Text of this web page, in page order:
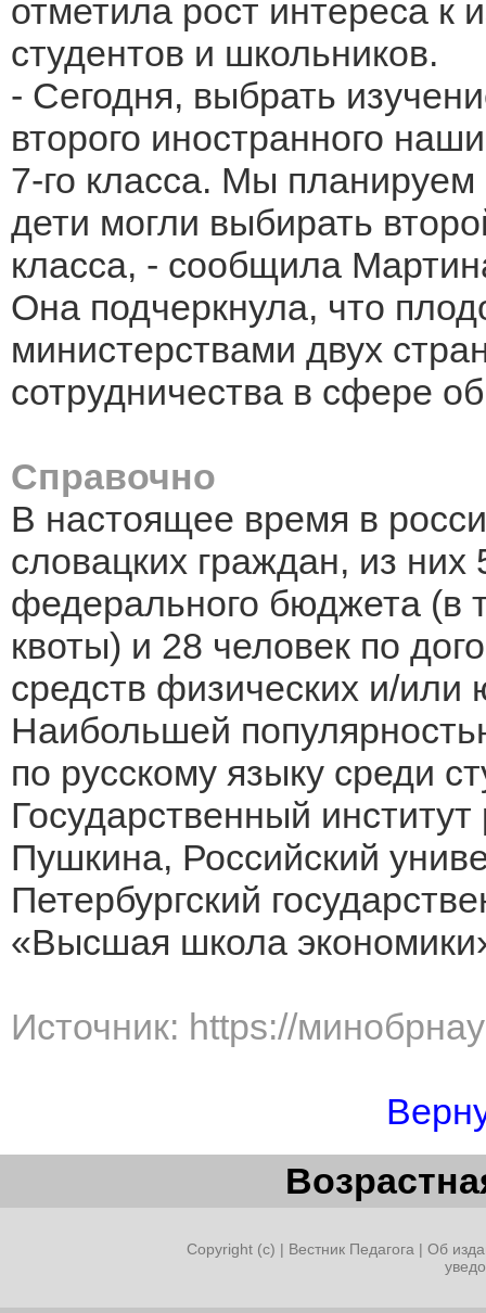
отметила рост интереса к
студентов и школьников.
- Сегодня, выбрать
второго иностранного
7-го класса. Мы
дети могли выбирать
класса, - сообщила
Она подчеркнула, что
министерствами двух
сотрудничества в сфере
Справочно
В настоящее время в
словацких граждан, из них
федерального бюджета (в
квоты) и 28 человек по
средств физических и/или
Наибольшей
по русскому языку среди
Государственный
Пушкина, Российский
Петербургский
«Высшая школа
Источник: https://
Copyright (c) | Вестник Педагога | Об